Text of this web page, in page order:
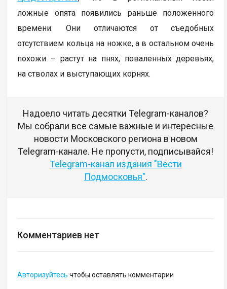
ложные опята появились раньше положенного
времени. Они отличаются от съедобных
отсутствием кольца на ножке, а в остальном очень
похожи – растут на пнях, поваленных деревьях,
на стволах и выступающих корнях.
Надоело читать десятки Telegram-каналов?
Мы собрали все самые важные и интересные
новости Московского региона в новом
Telegram-канале. Не пропусти, подписывайся!
Telegram-канал издания "Вести
Подмосковья".
Комментариев нет
Авторизуйтесь чтобы оставлять комментарии